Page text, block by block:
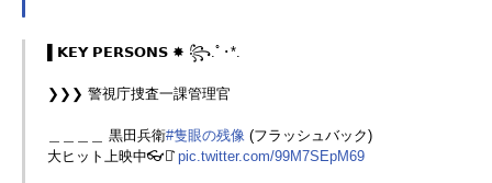
▌𝗞𝗘𝗬 𝗣𝗘𝗥𝗦𝗢𝗡𝗦 ✸ ꧂.ﾟ･*.
❯❯❯ 警視庁捜査一課管理官
＿＿＿＿ 黒田兵衛#隻眼の残像(フラッシュバック)
大ヒット上映中👓⋆͛pic.twitter.com/99M7SEpM69